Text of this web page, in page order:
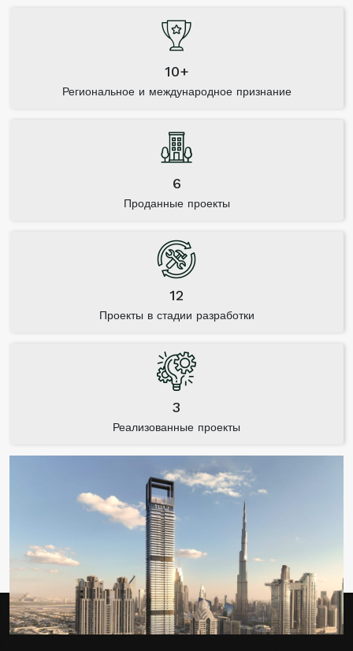
10+
Региональное и международное признание
6
Проданные проекты
12
Проекты в стадии разработки
3
Реализованные проекты